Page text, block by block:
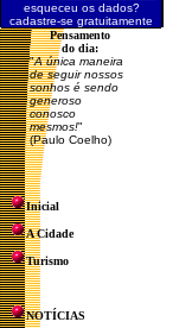
esqueceu os dados?
cadastre-se gratuitamente
Pensamento
do dia:
"A única maneira
de seguir nossos
sonhos é sendo
generoso
conosco
mesmos!"
(Paulo Coelho)
Inicial
A Cidade
Turismo
NOTÍCIAS